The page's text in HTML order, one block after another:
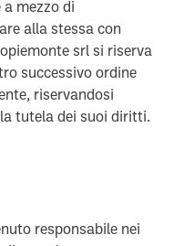
mezzo di
alla stessa con
srl si riserva
successivo ordine
riservandosi
tutela dei suoi diritti.
responsabile nei